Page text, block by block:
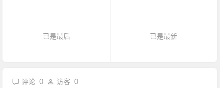
已是最后 已是最新
评论0 访客0